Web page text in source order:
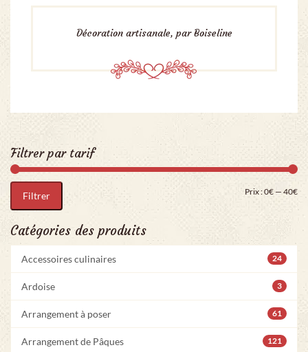
Décoration artisanale, par Boiseline
Filtrer par tarif
Filtrer Prix :0€ — 40€
Catégories des produits
Accessoires culinaires 24
Ardoise 3
Arrangement à poser 61
Arrangement de Pâques 121